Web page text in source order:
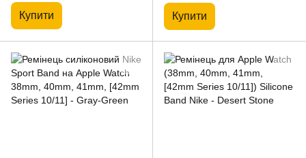
Купити Купити